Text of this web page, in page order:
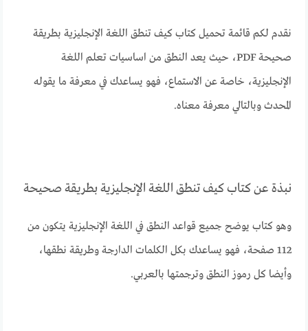
نقدم لكم قائمة تحميل كتاب كيف تنطق اللغة الإنجليزية بطريقة
صحيحة PDF، حيث يعد النطق من اساسيات تعلم اللغة
الإنجليزية، خاصة عن الاستماع، فهو يساعدك في معرفة ما يقوله
المحدث وبالتالي معرفة معناه.
نبذة عن كتاب كيف تنطق اللغة الإنجليزية بطريقة صحيحة
وهو كتاب يوضح جميع قواعد النطق في اللغة الإنجليزية يتكون من
112 صفحة، فهو يساعدك بكل الكلمات الدارجة وطريقة نطقها،
وأيضا كل رموز النطق وترجمتها بالعربي.